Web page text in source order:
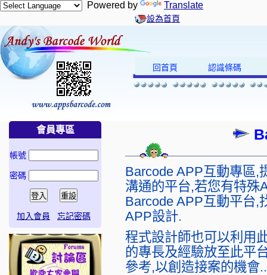
Powered by Translate
設為首頁
回首頁 認識條碼
會員專區
帳號
密碼
加入會員 忘記密碼
Barcode APP互動專區,
溝通的平台,若您有特殊
Barcode APP互動平台,
APP設計.
程式設計師也可以利用
的專長及經驗放至此平
參考,以創造接案的機會..